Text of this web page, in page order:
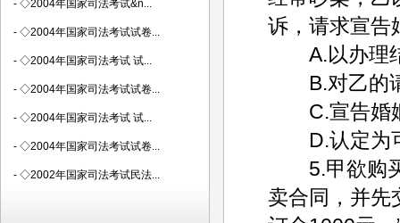
诉，请求宣告
A.以办理结
B.对乙的
C.宣告婚姻
D.认定为可
5.甲欲购买
卖合同，并先
- ◇2004年国家司法考试&n...
- ◇2004年国家司法考试试卷...
- ◇2004年国家司法考试 试...
- ◇2004年国家司法考试试卷...
- ◇2004年国家司法考试 试...
- ◇2004年国家司法考试试卷...
- ◇2002年国家司法考试民法...